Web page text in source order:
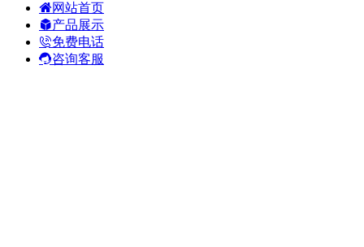
网站首页
产品展示
免费电话
咨询客服